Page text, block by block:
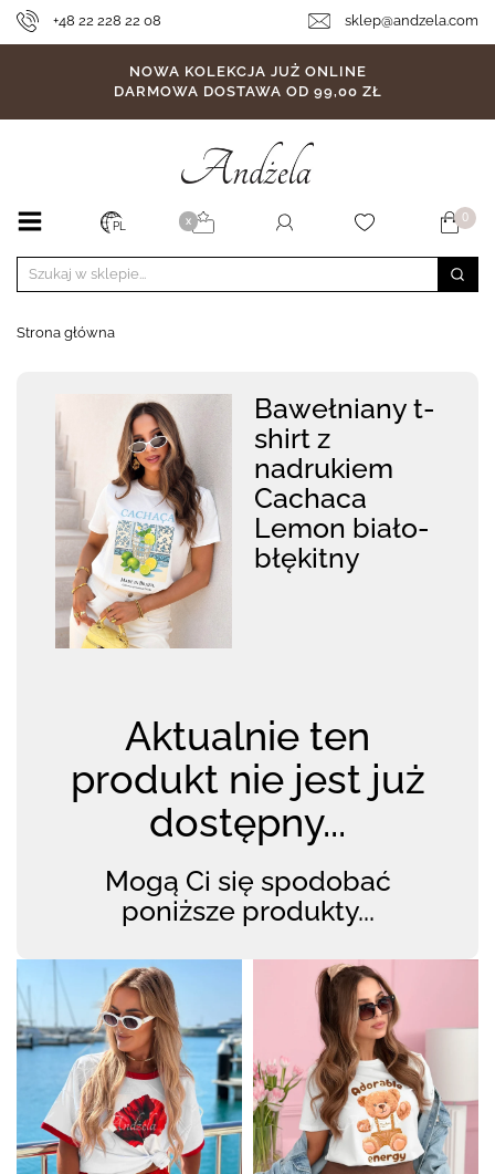
+48 22 228 22 08 sklep@andzela.com
NOWA KOLEKCJA JUŻ ONLINE
DARMOWA DOSTAWA OD 99,00 ZŁ
PL X 0
Strona główna
Bawełniany t-
shirt z
nadrukiem
Cachaca
Lemon biało-
błękitny
Aktualnie ten
produkt nie jest już
dostępny...
Mogą Ci się spodobać
poniższe produkty...